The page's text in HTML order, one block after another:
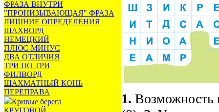
ФРАЗА ВНУТРИ
"ПРОНИЗЫВАЮЩАЯ" ФРАЗА
ЛИШНИЕ ОПРЕДЕЛЕНИЯ
ШАХВОРД
НЕМЕЦКИЙ
ПЛЮС-МИНУС
ДВА ОТЛИЧИЯ
ТРИ ПО ТРИ
ФИЛВОРД
ШАХМАТНЫЙ КОНЬ
ПЕРЕПРАВА
Кривые берега
КРУГОВОЙ
1. Возможность